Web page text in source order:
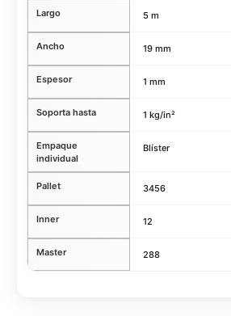
Largo 5 m
Ancho 19 mm
Espesor 1 mm
Soporta hasta 1 kg/in²
Empaque
individual
Blíster
Pallet 3456
Inner 12
Master 288